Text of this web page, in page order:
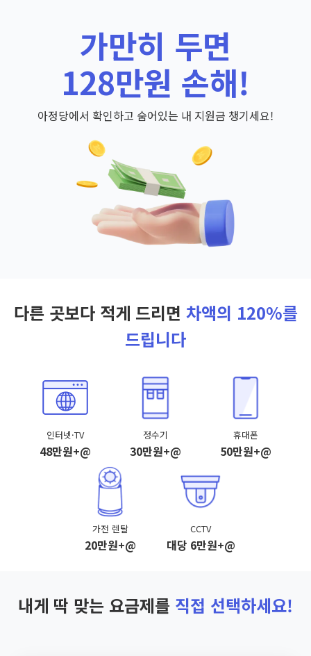
가만히 두면
128만원 손해!
아정당에서 확인하고 숨어있는 내 지원금 챙기세요!
다른 곳보다 적게 드리면 차액의 120%를
드립니다
인터넷·TV
48만원+@
정수기
30만원+@
휴대폰
50만원+@
가전 렌탈
20만원+@
CCTV
대당 6만원+@
내게 딱 맞는 요금제를 직접 선택하세요!